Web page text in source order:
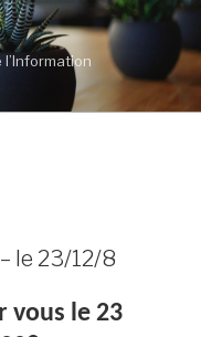
le 23/12/8
vous le 23